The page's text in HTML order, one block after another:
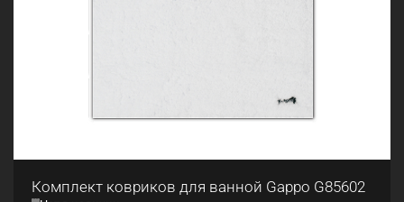
Комплект ковриков для ванной Gappo G85602